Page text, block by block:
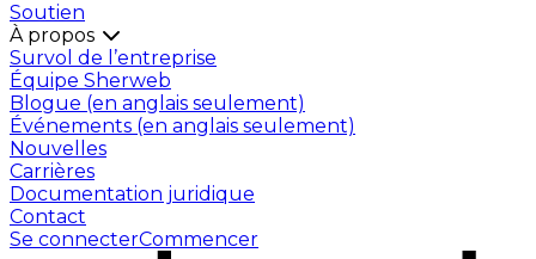
Soutien
À propos
Survol de l’entreprise
Équipe Sherweb
Blogue (en anglais seulement)
Événements (en anglais seulement)
Nouvelles
Carrières
Documentation juridique
Contact
Se connecterCommencer